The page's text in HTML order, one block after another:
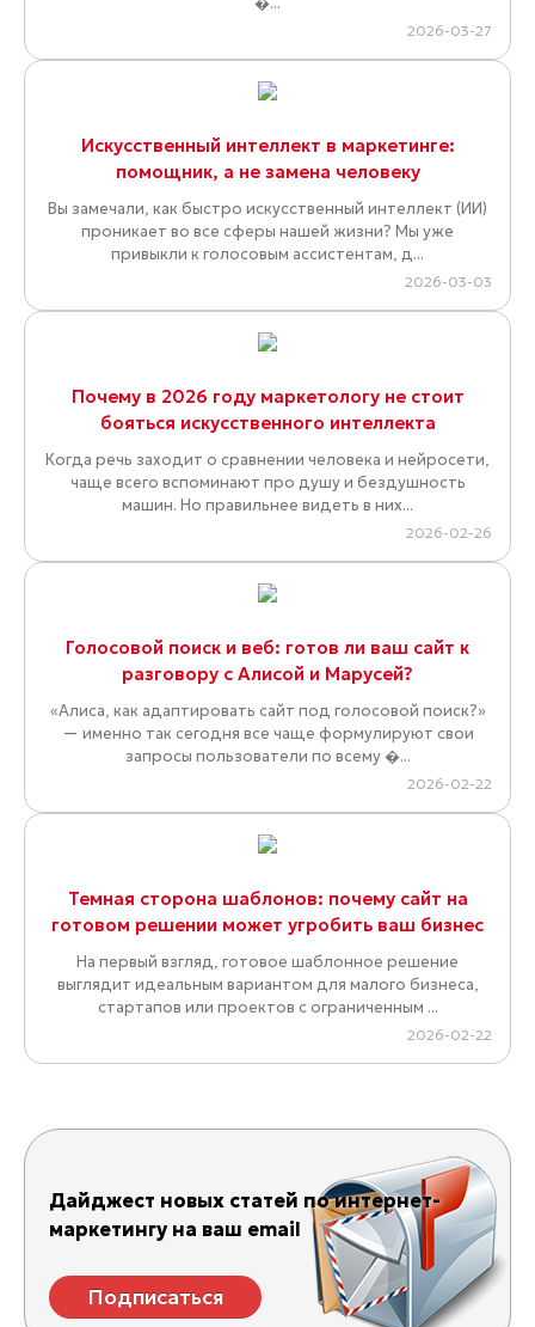
2026-03-27
Искусственный интеллект в маркетинге:
помощник, а не замена человеку
Вы замечали, как быстро искусственный интеллект (ИИ)
проникает во все сферы нашей жизни? Мы уже
привыкли к голосовым ассистентам, д...
2026-03-03
Почему в 2026 году маркетологу не стоит
бояться искусственного интеллекта
Когда речь заходит о сравнении человека и нейросети,
чаще всего вспоминают про душу и бездушность
машин. Но правильнее видеть в них...
2026-02-26
Голосовой поиск и веб: готов ли ваш сайт к
разговору с Алисой и Марусей?
«Алиса, как адаптировать сайт под голосовой поиск?»
— именно так сегодня все чаще формулируют свои
запросы пользователи по всему �...
2026-02-22
Темная сторона шаблонов: почему сайт на
готовом решении может угробить ваш бизнес
На первый взгляд, готовое шаблонное решение
выглядит идеальным вариантом для малого бизнеса,
стартапов или проектов с ограниченным ...
2026-02-22
Дайджест новых статей по интернет-
маркетингу на ваш email
Подписаться